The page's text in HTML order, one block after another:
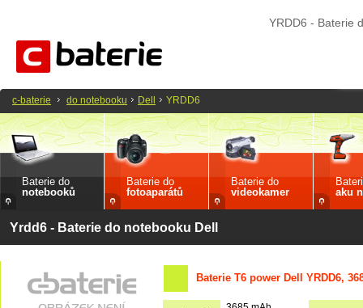
YRDD6 - Baterie
Baterie do
notebooků
Baterie do
fotoaparátů
Baterie do
videokamer
aku
Yrdd6 - Baterie do notebooku Dell
Baterie T6 power Dell YRDD6,
c-baterie do notebooku Dell YRDD6